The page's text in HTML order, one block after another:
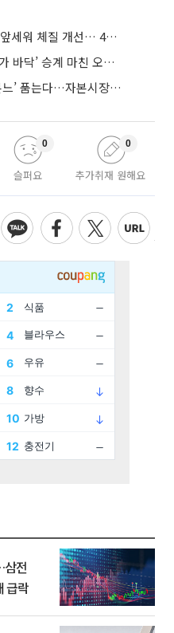
E8, ‘온톨로지 AI·디지털 트윈’ 앞세워 체질 개선… 4분기 흑자전환 총력
25억에 경영권 넘긴 상보…‘주가 바닥’ 승계 마친 오너 2세, 주가 부양 나설까
아워홈 떠난 구미현, 코스닥 ‘본느’ 품는다…자본시장 전면 등판
슬퍼요
0
추가취재 원해요
0
전
급락